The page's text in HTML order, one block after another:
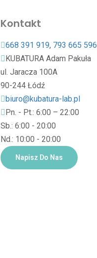
Kontakt
668 391 919, 793 665 596
KUBATURA Adam Pakuła
ul. Jaracza 100A
90-244 Łódź
biuro@kubatura-lab.pl
Pn. - Pt.: 6:00 – 22:00
Sb.: 6:00 - 20:00
Nd.: 10:00 - 20:00
Napisz Do Nas